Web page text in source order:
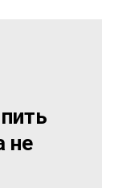
не